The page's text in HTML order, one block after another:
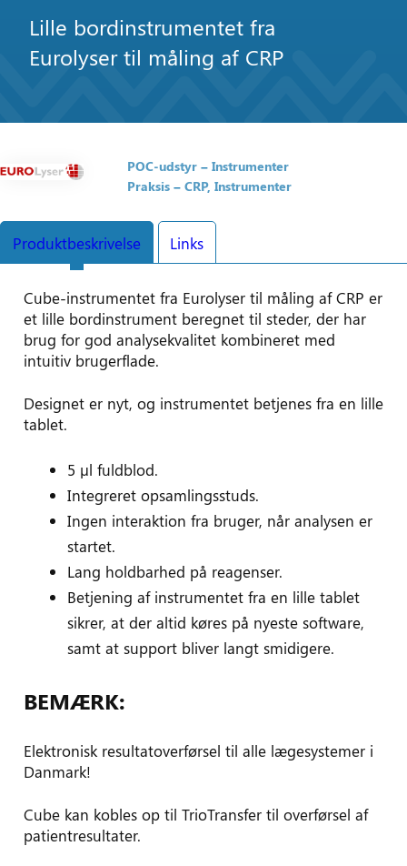
Lille bordinstrumentet fra
Eurolyser til måling af CRP
POC-udstyr
Instrumenter
Praksis
CRP Instrumenter
Produktbeskrivelse Links
Cube-instrumentet fra Eurolyser til måling af CRP er
et lille bordinstrument beregnet til steder, der har
brug for god analysekvalitet kombineret med
intuitiv brugerflade.
Designet er nyt, og instrumentet betjenes fra en lille
tablet.
5 µl fuldblod.
Integreret opsamlingsstuds.
Ingen interaktion fra bruger, når analysen er
startet.
Lang holdbarhed på reagenser.
Betjening af instrumentet fra en lille tablet
sikrer, at der altid køres på nyeste software,
samt at support bliver langt smidigere.
BEMÆRK:
Elektronisk resultatoverførsel til alle lægesystemer i
Danmark!
Cube kan kobles op til TrioTransfer til overførsel af
patientresultater.